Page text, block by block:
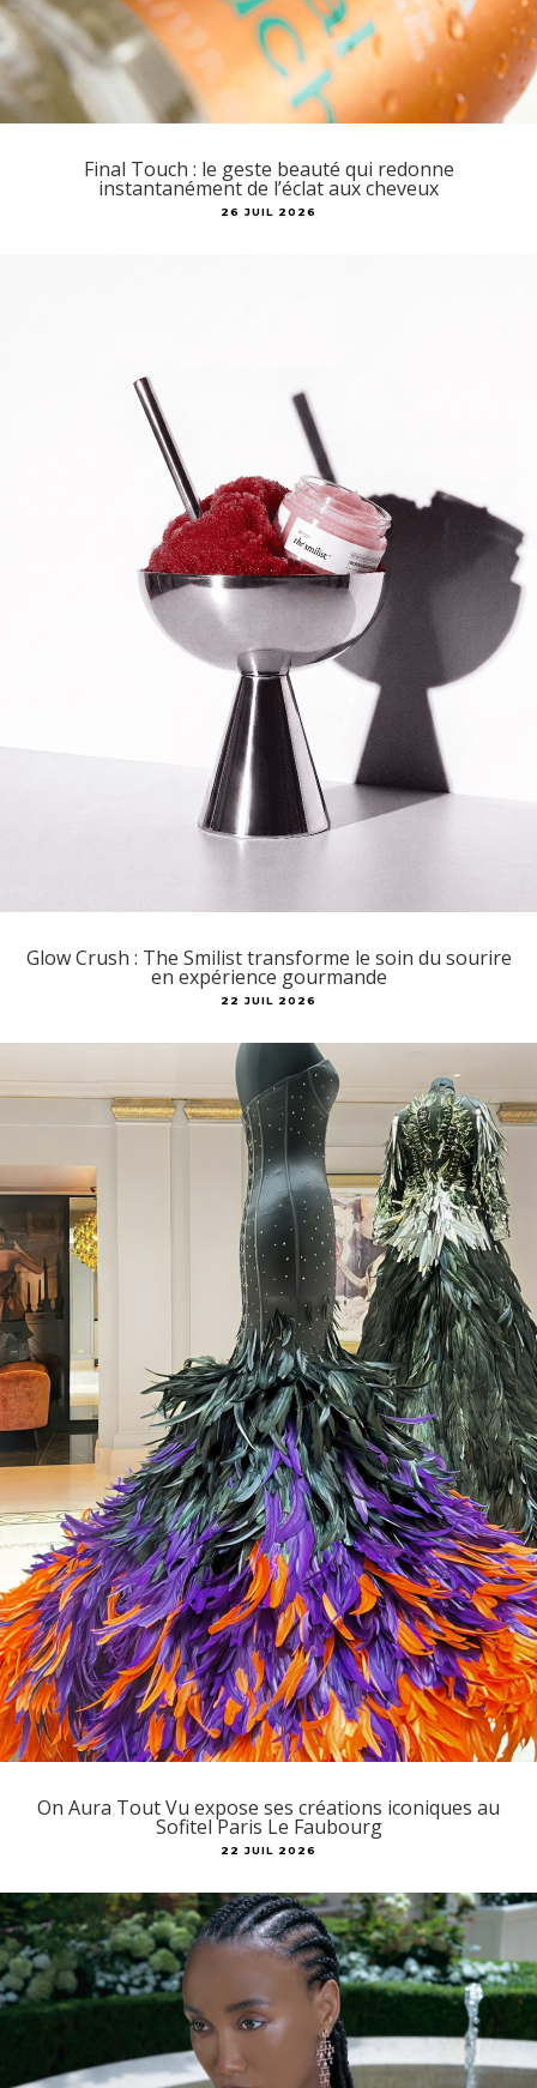
Final Touch : le geste beauté qui redonne
instantanément de l’éclat aux cheveux
26 JUIL 2026
Glow Crush : The Smilist transforme le soin du sourire
en expérience gourmande
22 JUIL 2026
On Aura Tout Vu expose ses créations iconiques au
Sofitel Paris Le Faubourg
22 JUIL 2026